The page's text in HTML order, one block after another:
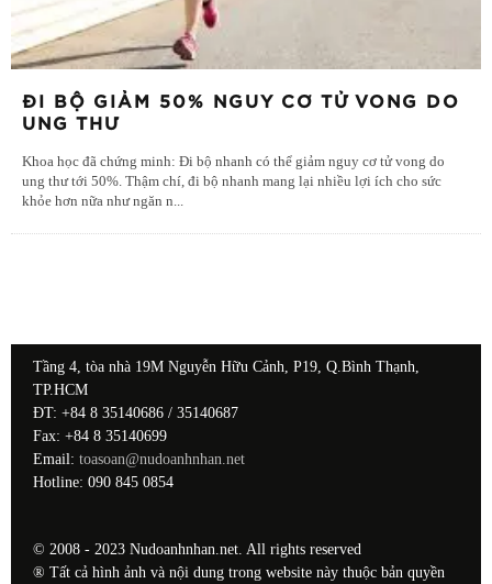
ĐI BỘ GIẢM 50% NGUY CƠ TỬ VONG DO
UNG THƯ
Khoa học đã chứng minh: Đi bộ nhanh có thể giảm nguy cơ tử vong do
ung thư tới 50%. Thậm chí, đi bộ nhanh mang lại nhiều lợi ích cho sức
khỏe hơn nữa như ngăn n...
Tầng 4, tòa nhà 19M Nguyễn Hữu Cảnh, P19, Q.Bình Thạnh,
TP.HCM
ĐT: +84 8 35140686 / 35140687
Fax: +84 8 35140699
Email: toasoan@nudoanhnhan.net
Hotline: 090 845 0854
© 2008 - 2023 Nudoanhnhan.net. All rights reserved
® Tất cả hình ảnh và nội dung trong website này thuộc bản quyền